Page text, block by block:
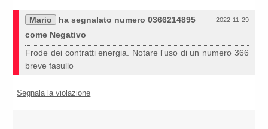
2022-11-29
Mario
ha segnalato numero 0366214895
come Negativo
Frode dei contratti energia. Notare l'uso di un numero 366
breve fasullo
Segnala la violazione